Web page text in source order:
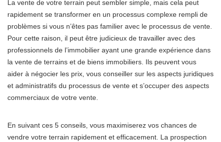
La vente de votre terrain peut sembler simple, mais cela peut
rapidement se transformer en un processus complexe rempli de
problèmes si vous n’êtes pas familier avec le processus de vente.
Pour cette raison, il peut être judicieux de travailler avec des
professionnels de l’immobilier ayant une grande expérience dans
la vente de terrains et de biens immobiliers. Ils peuvent vous
aider à négocier les prix, vous conseiller sur les aspects juridiques
et administratifs du processus de vente et s’occuper des aspects
commerciaux de votre vente.
En suivant ces 5 conseils, vous maximiserez vos chances de
vendre votre terrain rapidement et efficacement. La prospection